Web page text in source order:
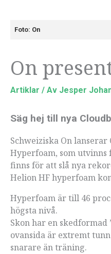
Foto: On
On
Artiklar / Av Jesper
Säg hej till nya
Schweiziska On
Hyperfoam, som
finns för att slå nya
Helion HF hyperfoam
Hyperfoam är till 46
högsta nivå.
Skon har en
ovansida är extremt
snarare än träning.